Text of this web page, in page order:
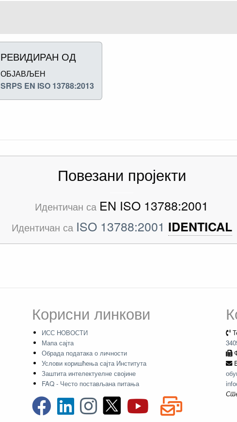
РЕВИДИРАН ОД
ОБЈАВЉЕН
SRPS EN ISO 13788:2013
Повезани пројекти
Идентичан са EN ISO 13788:2001
Идентичан са ISO 13788:2001 IDENTICAL
Корисни линкови
ИСС НОВОСТИ
Мапа сајта
Обрада података о личности
Услови коришћења сајта Института
Заштита интелектуелне својине
FAQ - Често постављана питања